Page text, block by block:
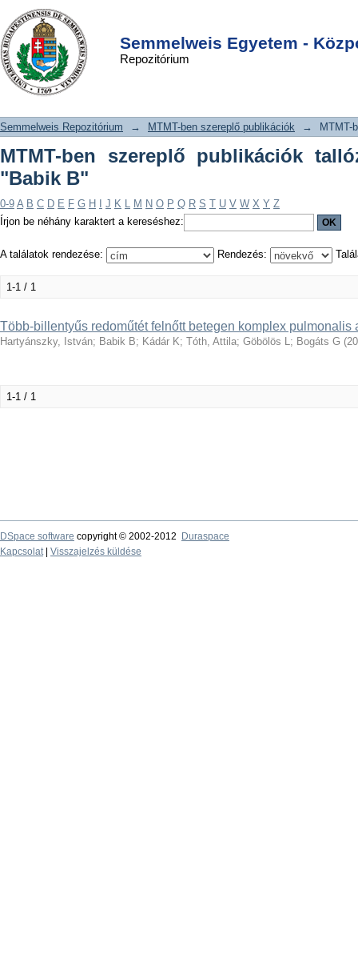
Semmelweis Egyetem -
Repozitórium
MTMT-ben szereplő publikációk
tallózása szerző szerint "Babik B"
DSpace/Manakin Repository
Semmelweis Repozitórium → MTMT-ben szereplő publikációk → MTMT-
MTMT-ben szereplő publikációk
"Babik B"
0-9 A B C D E F G H J K L M N O P Q R S T U V W X Y Z
Írjon be néhány karaktert a kereséshez:
A találatok rendezése: Rendezés:
1-1 / 1
Több-billentyűs redoműtét felnőtt betegen komplex pulmonalis
Hartyánszky, István; Babik B; Kádár K; Tóth, Attila; Göbölös L; Bogáts G (
1-1 / 1
DSpace software copyright © 2002-2012
Duraspace
Kapcsolat| Visszajelzés küldése